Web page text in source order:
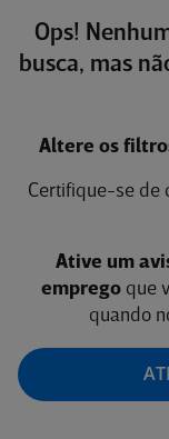
Ops!
busca, mas
Altere os
Certifique-se de
Ative um
emprego que
quando